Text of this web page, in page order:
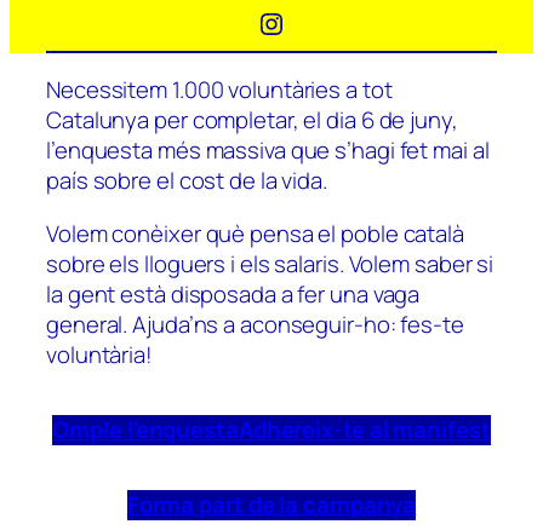
Instagram
Necessitem 1.000 voluntàries a tot
Catalunya per completar, el dia 6 de juny,
l’enquesta més massiva que s’hagi fet mai al
país sobre el cost de la vida.
Volem conèixer què pensa el poble català
sobre els lloguers i els salaris. Volem saber si
la gent està disposada a fer una vaga
general. Ajuda’ns a aconseguir-ho: fes-te
voluntària!
Omple l’enquestaAdhereix-te al manifest
Forma part de la campanya